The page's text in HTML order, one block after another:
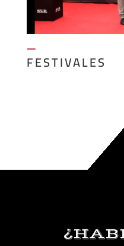
—
FESTIVALES